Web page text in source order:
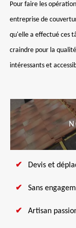
Pour faire les
entreprise de
qu'elle a effectué ces
craindre pour la
intéressants et
Devis et
Sans
Artisan